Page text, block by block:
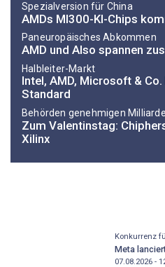
Spezialversion für China
AMDs MI300-KI-Chips
Paneuropäisches Abkommen
AMD und Also spannen
Halbleiter-Markt
Intel, AMD, Microsoft &
Standard
Behörden genehmigen
Zum Valentinstag:
Xilinx
Konkurrenz
Meta
07.08.2026 -